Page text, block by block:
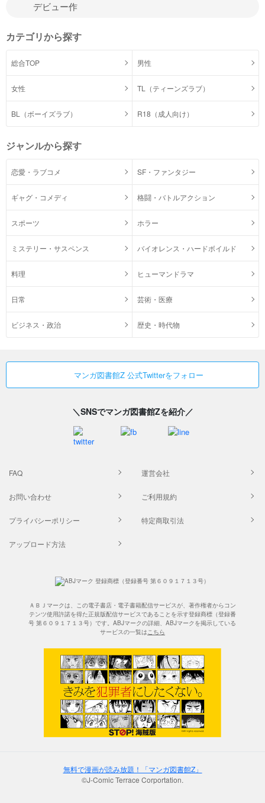
カテゴリから探す
総合TOP 男性
女性 TL（ティーンズラブ）
BL（ボーイズラブ） R18（成人向け）
ジャンルから探す
恋愛・ラブコメ SF・ファンタジー
ギャグ・コメディ 格闘・バトルアクション
スポーツ ホラー
ミステリー・サスペンス バイオレンス・ハードボイルド
料理 ヒューマンドラマ
日常 芸術・医療
ビジネス・政治 歴史・時代物
マンガ図書館Z 公式Twitterをフォロー
＼SNSでマンガ図書館Zを紹介／
FAQ 運営会社
お問い合わせ ご利用規約
プライバシーポリシー 特定商取引法
アップロード方法
ＡＢＪマークは、この電子書店・電子書籍配信サービスが、著作権者からコン
テンツ使用許諾を得た正規版配信サービスであることを示す登録商標（登録番
号 第６０９１７１３号）です。ABJマークの詳細、ABJマークを掲示している
サービスの一覧はこちら
無料で漫画が読み放題！「マンガ図書館Z」
©J-Comic Terrace Corportation.